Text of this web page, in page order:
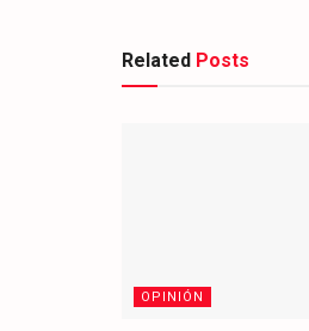
Related Posts
OPINIÓN